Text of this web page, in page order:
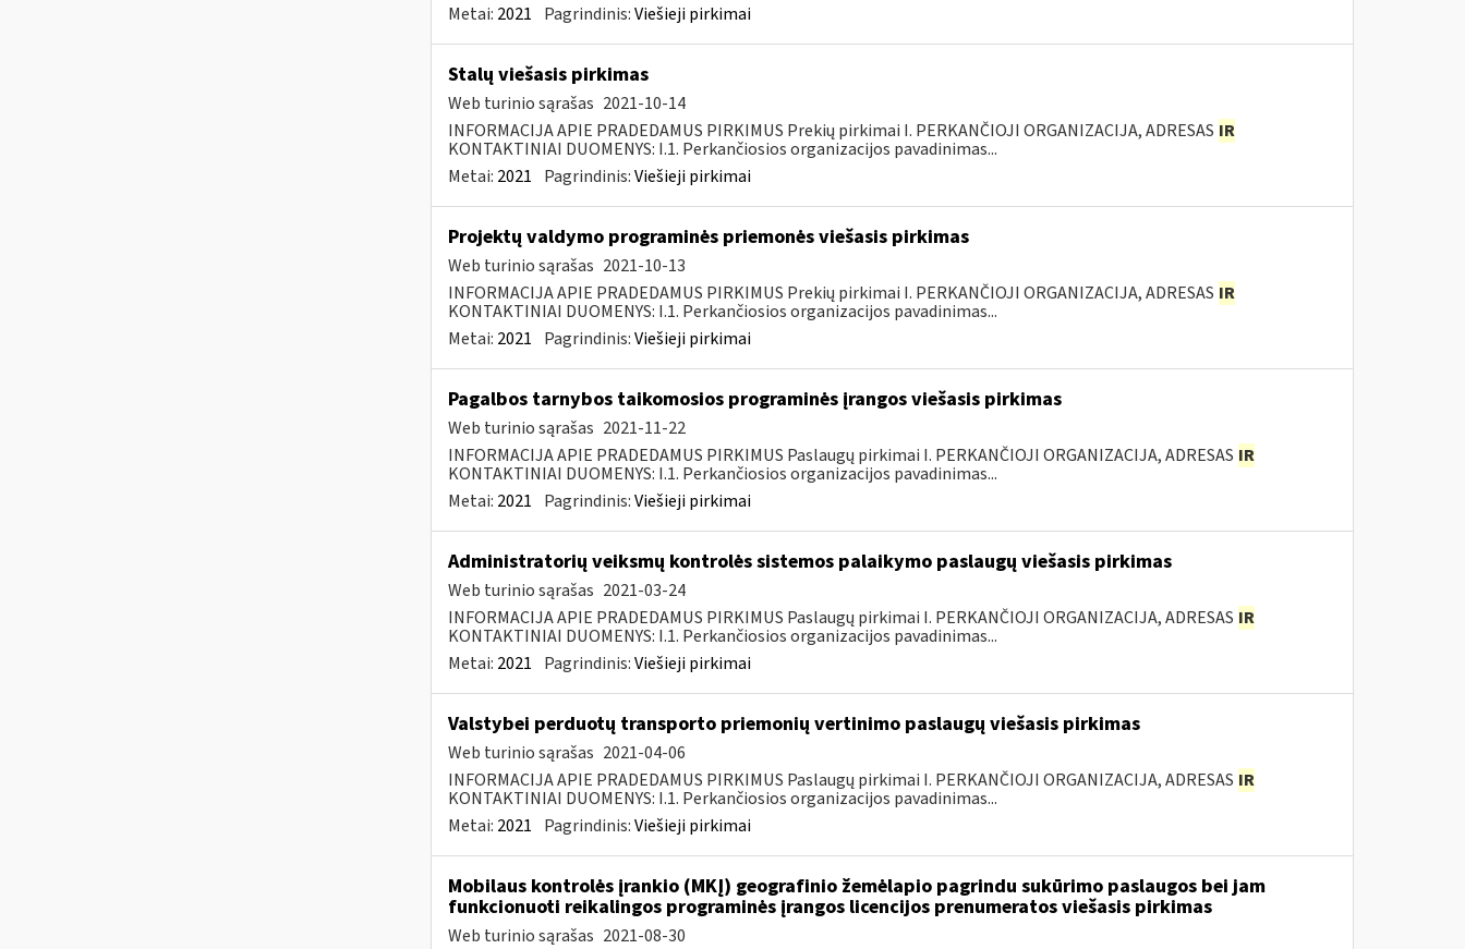
Metai: 2021 Pagrindinis:Viešieji pirkimai
Stalų viešasis pirkimas
Web turinio sąrašas 2021-10-14
INFORMACIJA APIE PRADEDAMUS PIRKIMUS Prekių pirkimai I. PERKANČIOJI ORGANIZACIJA, ADRESAS IR
KONTAKTINIAI DUOMENYS: I.1. Perkančiosios organizacijos pavadinimas...
Metai: 2021 Pagrindinis:Viešieji pirkimai
Projektų valdymo programinės priemonės viešasis pirkimas
Web turinio sąrašas 2021-10-13
INFORMACIJA APIE PRADEDAMUS PIRKIMUS Prekių pirkimai I. PERKANČIOJI ORGANIZACIJA, ADRESAS IR
KONTAKTINIAI DUOMENYS: I.1. Perkančiosios organizacijos pavadinimas...
Metai: 2021 Pagrindinis:Viešieji pirkimai
Pagalbos tarnybos taikomosios programinės įrangos viešasis pirkimas
Web turinio sąrašas 2021-11-22
INFORMACIJA APIE PRADEDAMUS PIRKIMUS Paslaugų pirkimai I. PERKANČIOJI ORGANIZACIJA, ADRESAS IR
KONTAKTINIAI DUOMENYS: I.1. Perkančiosios organizacijos pavadinimas...
Metai: 2021 Pagrindinis:Viešieji pirkimai
Administratorių veiksmų kontrolės sistemos palaikymo paslaugų viešasis pirkimas
Web turinio sąrašas 2021-03-24
INFORMACIJA APIE PRADEDAMUS PIRKIMUS Paslaugų pirkimai I. PERKANČIOJI ORGANIZACIJA, ADRESAS IR
KONTAKTINIAI DUOMENYS: I.1. Perkančiosios organizacijos pavadinimas...
Metai: 2021 Pagrindinis:Viešieji pirkimai
Valstybei perduotų transporto priemonių vertinimo paslaugų viešasis pirkimas
Web turinio sąrašas 2021-04-06
INFORMACIJA APIE PRADEDAMUS PIRKIMUS Paslaugų pirkimai I. PERKANČIOJI ORGANIZACIJA, ADRESAS IR
KONTAKTINIAI DUOMENYS: I.1. Perkančiosios organizacijos pavadinimas...
Metai: 2021 Pagrindinis:Viešieji pirkimai
Mobilaus kontrolės įrankio (MKĮ) geografinio žemėlapio pagrindu sukūrimo paslaugos bei jam
funkcionuoti reikalingos programinės įrangos licencijos prenumeratos viešasis pirkimas
Web turinio sąrašas 2021-08-30